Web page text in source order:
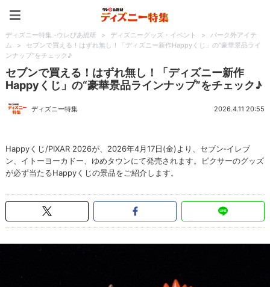
ディズニー特集 -ウレぴあ総研 > ディズニーグッズ・イベント >
パーク外アイテ
ム
>
セブンで買える！はずれ無し！「ディズニー新作Happyくじ」の“豪華景品ライ
ンナップ”をチェック♪
セブンで買える！はずれ無し！「ディズニー新作
Happyくじ」の“豪華景品ラインナップ”をチェック♪
ディズニー特集 2026.4.11 20:55
Happyくじ/PIXAR 2026が、2026年4月17日(金)より、セブン‐イレブ
ン、イトーヨーカドー、ゆめタウンにて発売されます。ピクサーのグッズ
が必ず当たるHappyくじの景品をご紹介します。